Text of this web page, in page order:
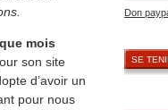
Don
SE
mois
son site
d’avoir un
pour nous